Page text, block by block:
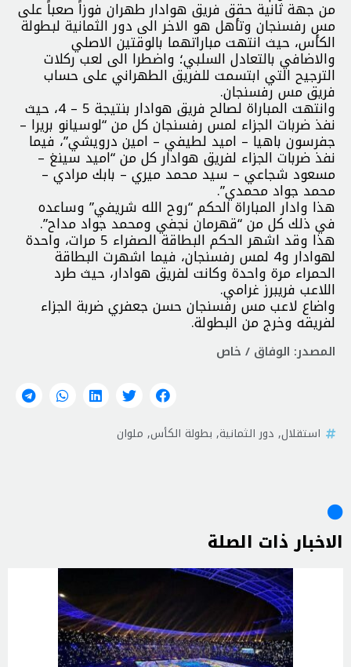
من جهة ثانية حقق فريق هوادار طهران فوزاً صعباً على
مس رفسنجان وتأهل هو الاخر الى دور الثمانية لبطولة
الكأس، حيث انتهت مباراتهما بالوقتين الاصلي
والاضافي بالتعادل السلبي؛ واضطرا الى لعب ركلات
الترجيح التي ابتسمت للفريق الطهراني على حساب
فريق مس رفسنجان.
وانتهت المباراة لصالح فريق هوادار بنتيجة 5 – 4، حيث
نفذ ضربات الجزاء لمس رفسنجان كل من “لوسيانو بريرا –
جفرسون باهيا – اميد لطيفي – امين درويشي”، فيما
نفذ ضربات الجزاء لفريق هوادار كل من “اميد سينغ –
مسعود شجاعي – سيد محمد ميري – بابك مرادي –
محمد جواد محمدي”.
هذا وادار المباراة الحكم “روح الله شريفي” وساعده
في ذلك كل من “قهرمان نجفي ومحمد جواد مداح”.
هذا وقد اشهر الحكم البطاقة الصفراء 5 مرات، واحدة
لهوادار و4 لمس رفسنجان، فيما اشهرت البطاقة
الحمراء مرة واحدة وكانت لفريق هوادار، حيث طرد
اللاعب فريبرز غرامي.
واضاع لاعب مس رفسنجان حسن جعفري ضربة الجزاء
لفريقه وخرج من البطولة.
المصدر: الوفاق / خاص
استقلال, دور الثمانية, بطولة الكأس, ملوان
الاخبار ذات الصلة